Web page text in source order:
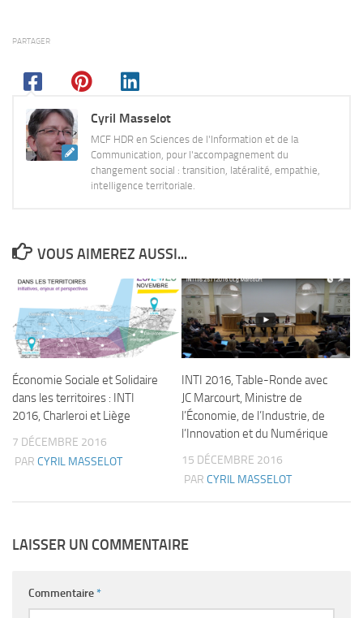
PARTAGER
Cyril Masselot
MCF HDR en Sciences de l'Information et de la
Communication, pour l'accompagnement du
changement social : transition, latéralité, empathie,
intelligence territoriale.
VOUS AIMEREZ AUSSI...
Économie Sociale et Solidaire
dans les territoires : INTI
2016, Charleroi et Liège
7 DÉCEMBRE 2016
PAR CYRIL MASSELOT
INTI 2016, Table-Ronde avec
JC Marcourt, Ministre de
l’Économie, de l’Industrie, de
l’Innovation et du Numérique
15 DÉCEMBRE 2016
PAR CYRIL MASSELOT
LAISSER UN COMMENTAIRE
Commentaire*